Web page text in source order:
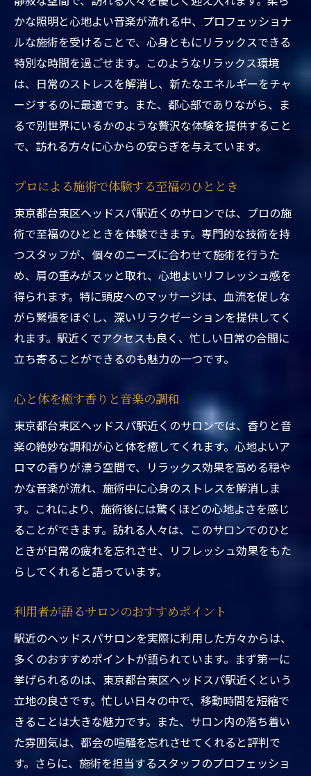
リラックスとリフレッシュを同時に叶える東京
都台東区の駅近ヘッドスパ
心身のリフレッシュを実感できる施術内容
ヘッドスパがもたらすリラックス効果
ストレスから解放される理由とは
駅近だからこその利便性と快適さ
東京都台東区のサロンで感じる新しい自分
東京都台東区で駅近くのヘッドスパを選ぶべき
理由とは？
アクセスの良さがもたらす快適さ
日常生活でのストレスを軽減する方法
多様なメニューが選べる魅力
駅近サロンならではの時間活用法
利用者が語るヘッドスパのメリット
東京都台東区の便利な駅近ヘッドスパで心身を
リセット
働く人に人気の理由とは
駅近だからできる短時間リフレッシュ
サロンの雰囲気がもたらす心の安らぎ
心も体も軽くなる施術体験
快適なアクセスが提供するストレスフリー
ヘッドスパ体験がもたらす充実感
の癒し体験
駅近ヘッドスパでのリラックスタイム
癒しを追求した施術メニュー
訪れるたびに異なるサロンの楽しみ方
究極のリフレッシュを求める方へ
サロン利用者のリアルな声
東京都台東区で見つける究極の癒し
東京都台東区の駅近ヘッドスパで新たな自分に
かな照明と心地よい音楽が流れる中、プロフェッショナ
ルな施術を受けることで、心身ともにリラックスできる
特別な時間を過ごせます。このようなリラックス環境
は、日常のストレスを解消し、新たなエネルギーをチャ
ージするのに最適です。また、都心部でありながら、ま
るで別世界にいるかのような贅沢な体験を提供すること
で、訪れる方々に心からの安らぎを与えています。
プロによる施術で体験する至福のひととき
東京都台東区ヘッドスパ駅近くのサロンでは、プロの施
術で至福のひとときを体験できます。専門的な技術を持
つスタッフが、個々のニーズに合わせて施術を行うた
め、肩の重みがスッと取れ、心地よいリフレッシュ感を
得られます。特に頭皮へのマッサージは、血流を促しな
がら緊張をほぐし、深いリラクゼーションを提供してく
れます。駅近くでアクセスも良く、忙しい日常の合間に
立ち寄ることができるのも魅力の一つです。
心と体を癒す香りと音楽の調和
東京都台東区ヘッドスパ駅近くのサロンでは、香りと音
楽の絶妙な調和が心と体を癒してくれます。心地よいア
ロマの香りが漂う空間で、リラックス効果を高める穏や
かな音楽が流れ、施術中に心身のストレスを解消しま
す。これにより、施術後には驚くほどの心地よさを感じ
ることができます。訪れる人々は、このサロンでのひと
ときが日常の疲れを忘れさせ、リフレッシュ効果をもた
らしてくれると語っています。
利用者が語るサロンのおすすめポイント
駅近のヘッドスパサロンを実際に利用した方々からは、
多くのおすすめポイントが語られています。まず第一に
挙げられるのは、東京都台東区ヘッドスパ駅近くという
立地の良さです。忙しい日々の中で、移動時間を短縮で
きることは大きな魅力です。また、サロン内の落ち着い
た雰囲気は、都会の喧騒を忘れさせてくれると評判で
す。さらに、施術を担当するスタッフのプロフェッショ